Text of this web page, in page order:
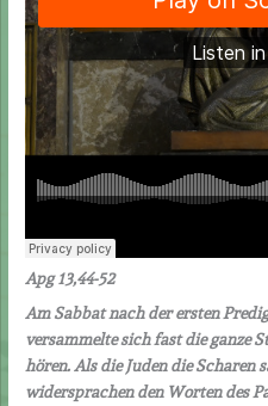
Apg 13,44-52
Am Sabbat nach der ersten
versammelte sich fast die ganze
hören. Als die Juden die Scharen
widersprachen den Worten des